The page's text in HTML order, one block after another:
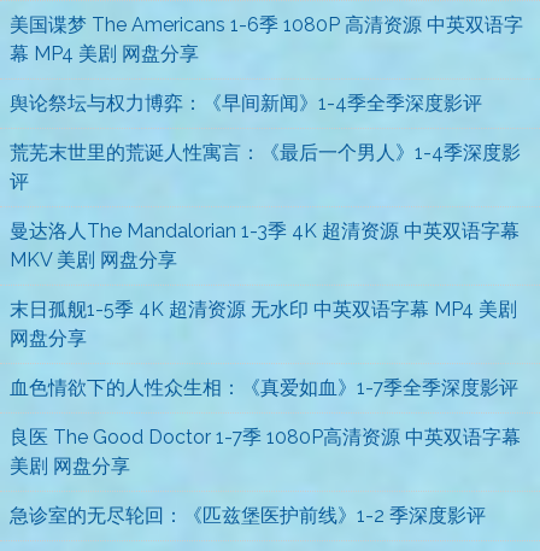
美国谍梦 The Americans 1-6季 1080P 高清资源 中英双语字
幕 MP4 美剧 网盘分享
舆论祭坛与权力博弈：《早间新闻》1-4季全季深度影评
荒芜末世里的荒诞人性寓言：《最后一个男人》1-4季深度影
评
曼达洛人The Mandalorian 1-3季 4K 超清资源 中英双语字幕
MKV 美剧 网盘分享
末日孤舰1-5季 4K 超清资源 无水印 中英双语字幕 MP4 美剧
网盘分享
血色情欲下的人性众生相：《真爱如血》1-7季全季深度影评
良医 The Good Doctor 1-7季 1080P高清资源 中英双语字幕
美剧 网盘分享
急诊室的无尽轮回：《匹兹堡医护前线》1-2 季深度影评